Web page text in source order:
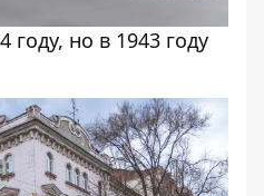
году, но в 1943 году